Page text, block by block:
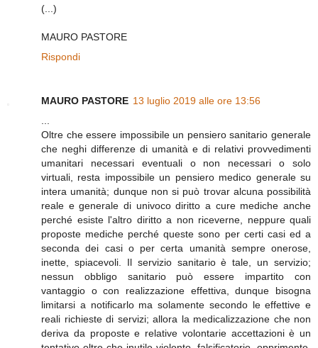
(...)
MAURO PASTORE
Rispondi
MAURO PASTORE 13 luglio 2019 alle ore 13:56
Oltre che essere impossibile un pensiero sanitario generale
che neghi differenze di umanità e di relativi provvedimenti
umanitari necessari eventuali o non necessari o solo
virtuali, resta impossibile un pensiero medico generale su
intera umanità; dunque non si può trovar alcuna possibilità
reale e generale di univoco diritto a cure mediche anche
perché esiste l'altro diritto a non riceverne, neppure quali
proposte mediche perché queste sono per certi casi ed a
seconda dei casi o per certa umanità sempre onerose,
inette, spiacevoli. Il servizio sanitario è tale, un servizio;
nessun obbligo sanitario può essere impartito con
vantaggio o con realizzazione effettiva, dunque bisogna
limitarsi a notificarlo ma solamente secondo le effettive e
reali richieste di servizi; allora la medicalizzazione che non
deriva da proposte e relative volontarie accettazioni è un